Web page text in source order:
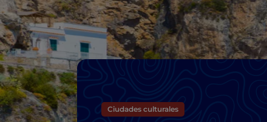
Ciudades culturales